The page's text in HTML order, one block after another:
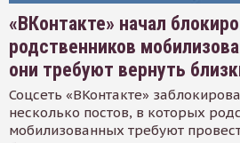
«ВКонтакте» начал
родственников
они требуют вернуть
Соцсеть «ВКонтакте»
несколько постов, в которых
мобилизованных требуют